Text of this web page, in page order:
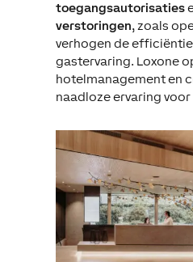
toegangsautorisaties
verstoringen, zoals
verhogen de
gastervaring. Loxone
hotelmanagement en
naadloze ervaring